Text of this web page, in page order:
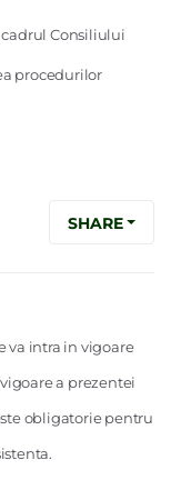
Consiliului
procedurilor
SHARE
va intra in vigoare
a prezentei
obligatorie pentru